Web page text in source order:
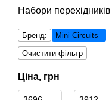
Набори перехідників
Бренд:
Mini-Circuits
Очистити фільтр
Ціна, грн
Від Ціна, грн
До Ціна, грн